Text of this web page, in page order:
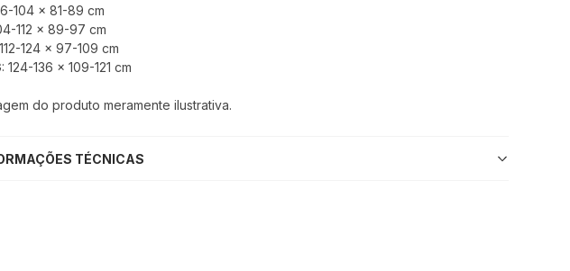
104 x 81-89 cm
112 x 89-97 cm
124 x 97-109 cm
124-136 x 109-121 cm
do produto meramente ilustrativa.
TÉCNICAS